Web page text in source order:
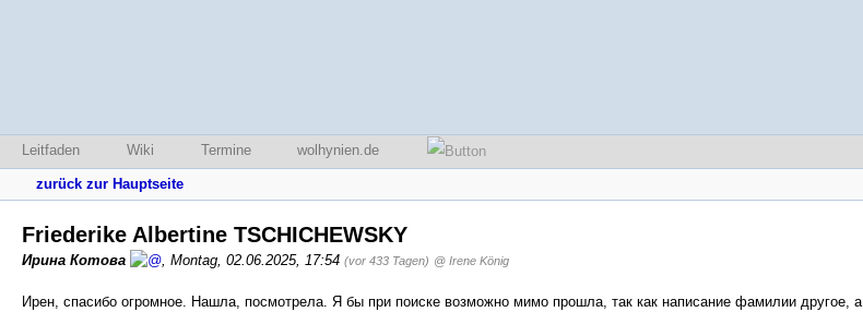
Leitfaden Wiki Termine wolhynien.de
zurück zur Hauptseite
Friederike Albertine TSCHICHEWSKY
Ирина Котова , Montag, 02.06.2025, 17:54 (vor 433 Tagen) @ Irene König
Ирен, спасибо огромное. Нашла, посмотрела. Я бы при поиске возможно мимо прошла, так как написание фамилии другое, а